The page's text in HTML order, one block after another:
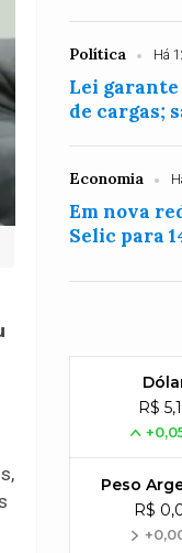
Política Há
Lei
de cargas;
Economia
Em nova
Selic para
R$
Peso
R$